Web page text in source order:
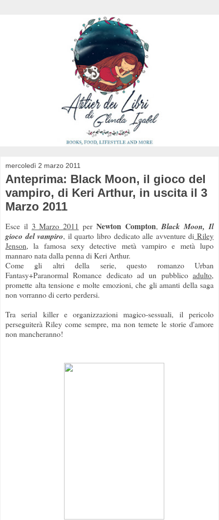
mercoledì 2 marzo 2011
Anteprima: Black Moon, il gioco del
vampiro, di Keri Arthur, in uscita il 3
Marzo 2011
Esce il 3 Marzo 2011 per Newton Compton,Black Moon, Il
gioco del vampiro, il quarto libro dedicato alle avventure di Riley
Jenson, la famosa sexy detective metà vampiro e metà lupo
mannaro nata dalla penna di Keri Arthur.
Come gli altri della serie, questo romanzo Urban
Fantasy+Paranormal Romance dedicato ad un pubblico adulto,
promette alta tensione e molte emozioni, che gli amanti della saga
non vorranno di certo perdersi.
Tra serial killer e organizzazioni magico-sessuali, il pericolo
perseguiterà Riley come sempre, ma non temete le storie d'amore
non mancheranno!